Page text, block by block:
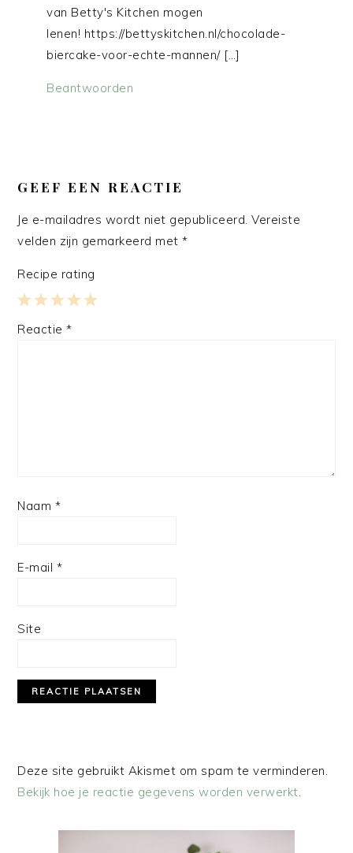
van Betty's Kitchen mogen
lenen! https://bettyskitchen.nl/chocolade-
biercake-voor-echte-mannen/ […]
Beantwoorden
GEEF EEN REACTIE
Je e-mailadres wordt niet gepubliceerd. Vereiste
velden zijn gemarkeerd met*
Recipe rating
4
3
2
1
Reactie*
Naam *
E-mail *
Site
Deze site gebruikt Akismet om spam te verminderen.
Bekijk hoe je reactie gegevens worden verwerkt.